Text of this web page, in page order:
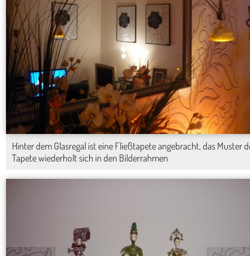
26
Hinter dem Glasregal ist eine Fließtapete angebracht, das Muster
Tapete wiederholt sich in den Bilderrahmen